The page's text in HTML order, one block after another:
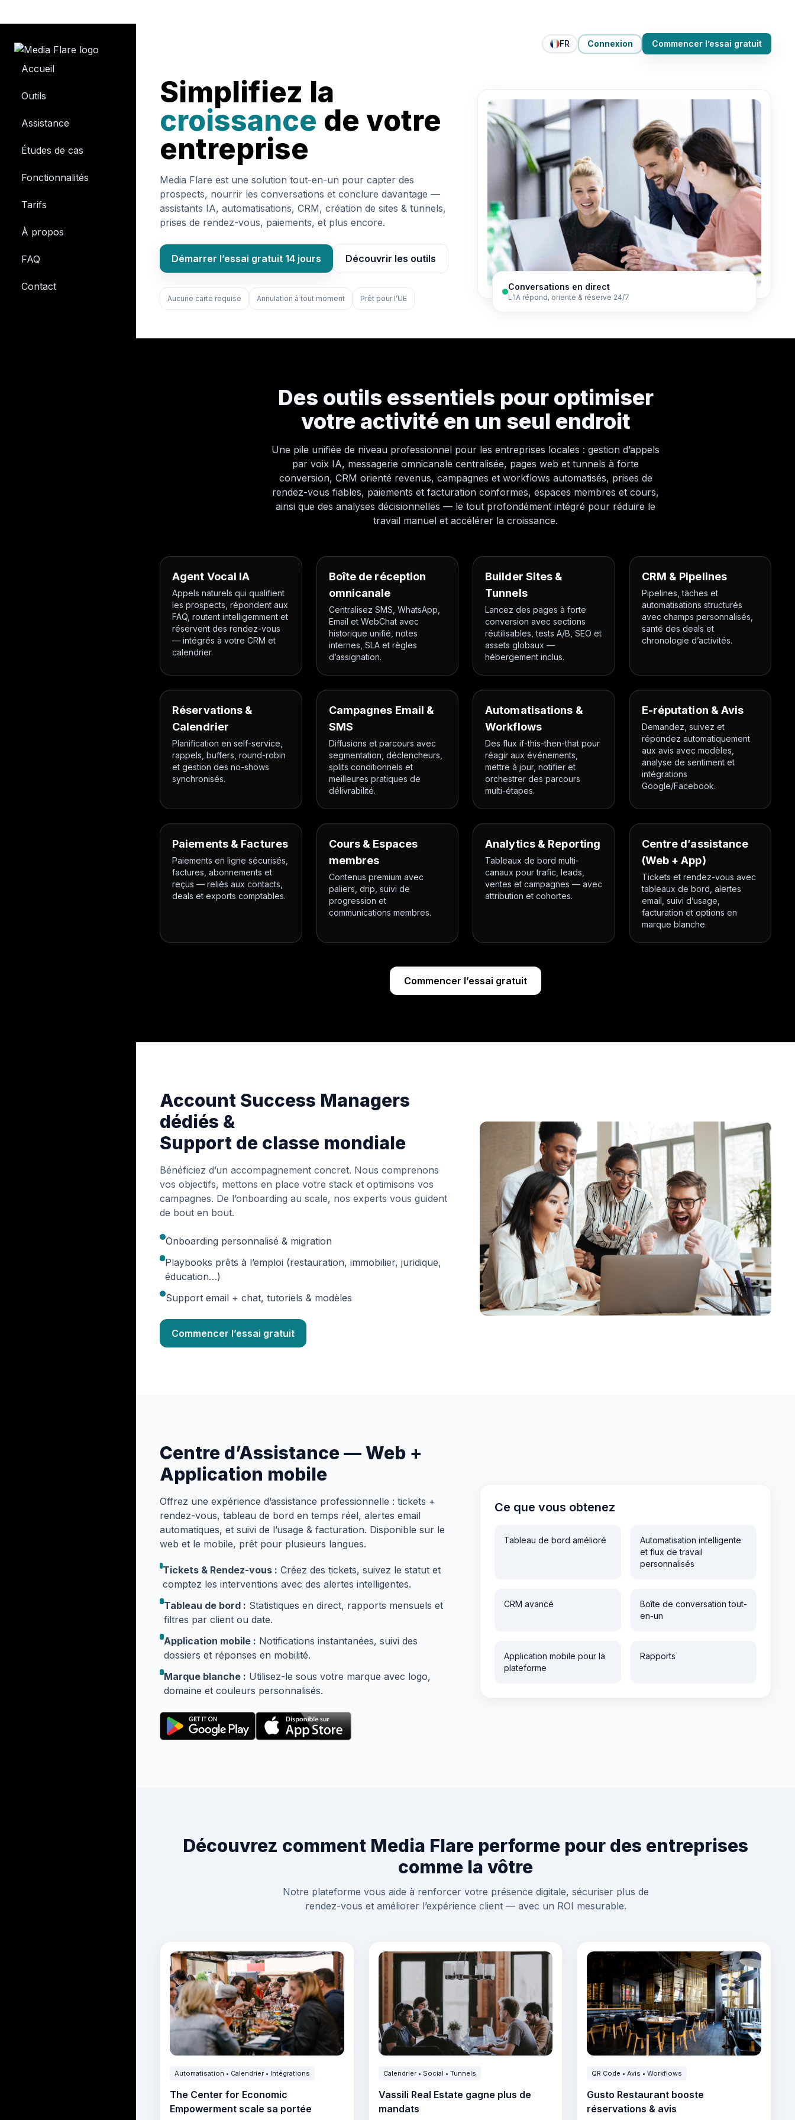
Accueil
Outils
Assistance
Études de cas
Fonctionnalités
Tarifs
À propos
FAQ
Contact
FR Connexion Commencer l’essai gratuit
Simplifiez la
croissance de votre
entreprise
Media Flare est une solution tout-en-un pour capter des
prospects, nourrir les conversations et conclure davantage —
assistants IA, automatisations, CRM, création de sites & tunnels,
prises de rendez-vous, paiements, et plus encore.
Démarrer l’essai gratuit 14 jours Découvrir les outils
Aucune carte requise Annulation à tout moment Prêt pour l’UE
Conversations en direct
L’IA répond, oriente & réserve 24/7
Des outils essentiels pour optimiser
votre activité en un seul endroit
Une pile unifiée de niveau professionnel pour les entreprises locales : gestion d’appels
par voix IA, messagerie omnicanale centralisée, pages web et tunnels à forte
conversion, CRM orienté revenus, campagnes et workflows automatisés, prises de
rendez-vous fiables, paiements et facturation conformes, espaces membres et cours,
ainsi que des analyses décisionnelles — le tout profondément intégré pour réduire le
travail manuel et accélérer la croissance.
Agent Vocal IA
Appels naturels qui qualifient
les prospects, répondent aux
FAQ, routent intelligemment et
réservent des rendez-vous
— intégrés à votre CRM et
calendrier.
Boîte de réception
omnicanale
Centralisez SMS, WhatsApp,
Email et WebChat avec
historique unifié, notes
internes, SLA et règles
d’assignation.
Builder Sites &
Tunnels
Lancez des pages à forte
conversion avec sections
réutilisables, tests A/B, SEO et
assets globaux —
hébergement inclus.
CRM & Pipelines
Pipelines, tâches et
automatisations structurés
avec champs personnalisés,
santé des deals et
chronologie d’activités.
Réservations &
Calendrier
Planification en self-service,
rappels, buffers, round-robin
et gestion des no-shows
synchronisés.
Campagnes Email &
SMS
Diffusions et parcours avec
segmentation, déclencheurs,
splits conditionnels et
meilleures pratiques de
délivrabilité.
Automatisations &
Workflows
Des flux if-this-then-that pour
réagir aux événements,
mettre à jour, notifier et
orchestrer des parcours
multi-étapes.
E-réputation & Avis
Demandez, suivez et
répondez automatiquement
aux avis avec modèles,
analyse de sentiment et
intégrations
Google/Facebook.
Paiements & Factures
Paiements en ligne sécurisés,
factures, abonnements et
reçus — reliés aux contacts,
deals et exports comptables.
Cours & Espaces
membres
Contenus premium avec
paliers, drip, suivi de
progression et
communications membres.
Analytics & Reporting
Tableaux de bord multi-
canaux pour trafic, leads,
ventes et campagnes — avec
attribution et cohortes.
Centre d’assistance
(Web + App)
Tickets et rendez-vous avec
tableaux de bord, alertes
email, suivi d’usage,
facturation et options en
marque blanche.
Commencer l’essai gratuit
Account Success Managers
dédiés &
Support de classe mondiale
Bénéficiez d’un accompagnement concret. Nous comprenons
vos objectifs, mettons en place votre stack et optimisons vos
campagnes. De l’onboarding au scale, nos experts vous guident
de bout en bout.
Onboarding personnalisé & migration
Playbooks prêts à l’emploi (restauration, immobilier, juridique,
éducation…)
Support email + chat, tutoriels & modèles
Commencer l’essai gratuit
Centre d’Assistance — Web +
Application mobile
Offrez une expérience d’assistance professionnelle : tickets +
rendez-vous, tableau de bord en temps réel, alertes email
automatiques, et suivi de l’usage & facturation. Disponible sur le
web et le mobile, prêt pour plusieurs langues.
Tickets & Rendez-vous : Créez des tickets, suivez le statut et
comptez les interventions avec des alertes intelligentes.
Tableau de bord : Statistiques en direct, rapports mensuels et
filtres par client ou date.
Application mobile : Notifications instantanées, suivi des
dossiers et réponses en mobilité.
Marque blanche : Utilisez-le sous votre marque avec logo,
domaine et couleurs personnalisés.
Ce que vous obtenez
Tableau de bord amélioré
Automatisation intelligente
et flux de travail
personnalisés
CRM avancé
Boîte de conversation tout-
en-un
Application mobile pour la
plateforme
Rapports
Découvrez comment Media Flare performe pour des entreprises
comme la vôtre
Notre plateforme vous aide à renforcer votre présence digitale, sécuriser plus de
rendez-vous et améliorer l’expérience client — avec un ROI mesurable.
Automatisation • Calendrier • Intégrations
The Center for Economic
Empowerment scale sa portée
Calendrier • Social • Tunnels
Vassili Real Estate gagne plus de
mandats
QR Code • Avis • Workflows
Gusto Restaurant booste
réservations & avis